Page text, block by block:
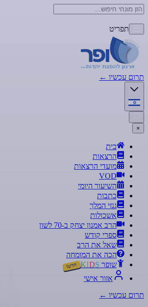
תפריט
תרום עכשיו ←
×
בית
הרצאות
מועדי הרצאות
VOD
השיעור היומי
כתבות
גנזי המלך
אשכולות
הרב אמנון יצחק ב-70 לשון
ספרי קודש
שאל את הרב
הכה את המומחה
שופר
KIDS חדש!
אזור אישי
תרום עכשיו ←